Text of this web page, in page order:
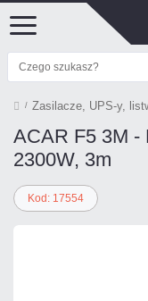
Zasilacze, UPS-y,
ACAR F5 3M -
2300W, 3m
Kod: 17554